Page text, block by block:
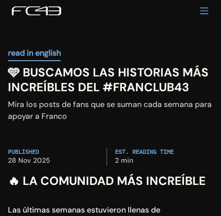
read in english
🩵 BUSCAMOS LAS HISTORIAS MÁS
INCREÍBLES DEL #FRANCLUB43
Mira los posts de fans que se suman cada semana para
apoyar a Franco
PUBLISHED
28 Nov 2025
EST. READING TIME
2 min
🔥 LA COMUNIDAD MÁS INCREÍBLE
Las últimas semanas estuvieron llenas de